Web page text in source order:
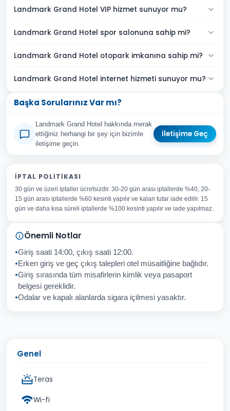
Landmark Grand Hotel VIP hizmet sunuyor mu?
Landmark Grand Hotel spor salonuna sahip mi?
Landmark Grand Hotel otopark imkanına sahip mi?
Landmark Grand Hotel internet hizmeti sunuyor mu?
Başka Sorularınız Var mı?
Landmark Grand Hotel hakkında merak
ettiğiniz herhangi bir şey için bizimle
iletişime geçin.
İletişime Geç
Adınız Soyadınız
E-posta Adresiniz
Konu
Sorunuz
İptal Gönder
İPTAL POLITIKASI
30 gün ve üzeri iptaller ücretsizdir. 30-20 gün arası iptallerde %40, 20-
15 gün arası iptallerde %60 kesinti yapılır ve kalan tutar iade edilir. 15
gün ve daha kısa süreli iptallerde %100 kesinti yapılır ve iade yapılmaz.
Önemli Notlar
Giriş saati 14:00, çıkış saati 12:00.
Erken giriş ve geç çıkış talepleri otel müsaitliğine bağlıdır.
Giriş sırasında tüm misafirlerin kimlik veya pasaport
belgesi gereklidir.
Odalar ve kapalı alanlarda sigara içilmesi yasaktır.
Genel
Teras
Wi-fi